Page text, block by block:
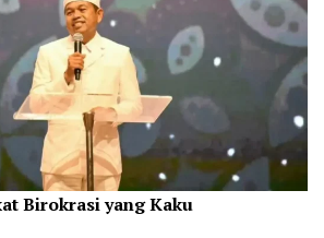
Birokrasi yang Kaku